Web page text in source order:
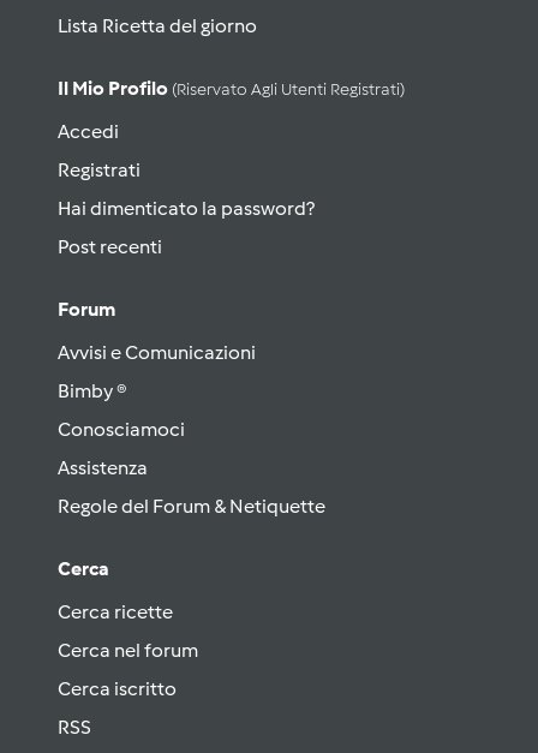
Lista Ricetta del giorno
Il Mio Profilo (riservato Agli Utenti Registrati)
Accedi
Registrati
Hai dimenticato la password?
Post recenti
Forum
Avvisi e Comunicazioni
Bimby ®
Conosciamoci
Assistenza
Regole del Forum & Netiquette
Cerca
Cerca ricette
Cerca nel forum
Cerca iscritto
RSS